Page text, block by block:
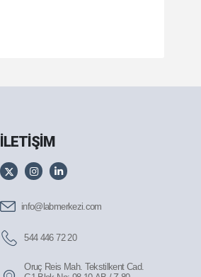
İLETİŞİM
info@labmerkezi.com
544 446 72 20
Oruç Reis Mah. Tekstilkent Cad.